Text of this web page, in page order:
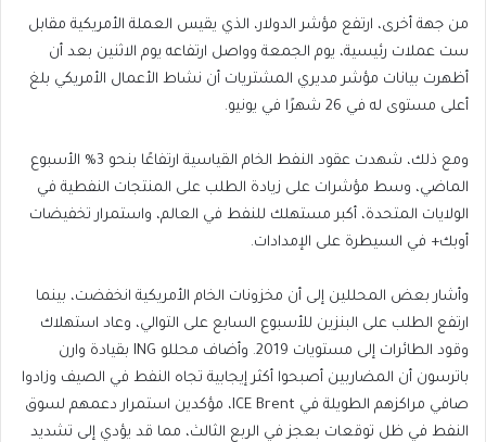
من جهة أخرى، ارتفع مؤشر الدولار، الذي يقيس العملة الأمريكية مقابل
ست عملات رئيسية، يوم الجمعة وواصل ارتفاعه يوم الاثنين بعد أن
أظهرت بيانات مؤشر مديري المشتريات أن نشاط الأعمال الأمريكي بلغ
أعلى مستوى له في 26 شهرًا في يونيو.
ومع ذلك، شهدت عقود النفط الخام القياسية ارتفاعًا بنحو 3% الأسبوع
الماضي، وسط مؤشرات على زيادة الطلب على المنتجات النفطية في
الولايات المتحدة، أكبر مستهلك للنفط في العالم، واستمرار تخفيضات
أوبك+ في السيطرة على الإمدادات.
وأشار بعض المحللين إلى أن مخزونات الخام الأمريكية انخفضت، بينما
ارتفع الطلب على البنزين للأسبوع السابع على التوالي، وعاد استهلاك
وقود الطائرات إلى مستويات 2019. وأضاف محللو ING بقيادة وارن
باترسون أن المضاربين أصبحوا أكثر إيجابية تجاه النفط في الصيف وزادوا
صافي مراكزهم الطويلة في ICE Brent، مؤكدين استمرار دعمهم لسوق
النفط في ظل توقعات بعجز في الربع الثالث، مما قد يؤدي إلى تشديد